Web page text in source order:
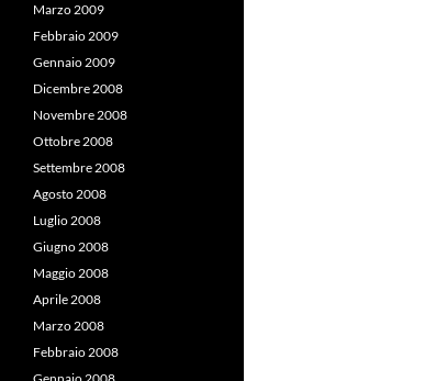
Marzo 2009
Febbraio 2009
Gennaio 2009
Dicembre 2008
Novembre 2008
Ottobre 2008
Settembre 2008
Agosto 2008
Luglio 2008
Giugno 2008
Maggio 2008
Aprile 2008
Marzo 2008
Febbraio 2008